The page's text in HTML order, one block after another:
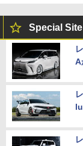
Special Site
A